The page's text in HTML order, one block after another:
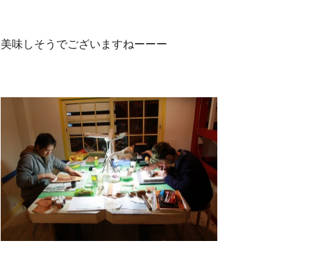
美味しそうでございますねーーー